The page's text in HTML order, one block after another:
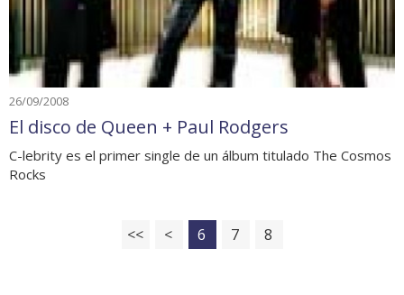
26/09/2008
El disco de Queen + Paul Rodgers
C-lebrity es el primer single de un álbum titulado The Cosmos
Rocks
<< < 6 7 8